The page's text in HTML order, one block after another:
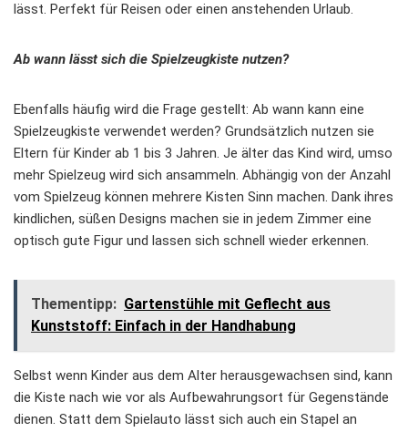
lässt. Perfekt für Reisen oder einen anstehenden Urlaub.
Ab wann lässt sich die Spielzeugkiste nutzen?
Ebenfalls häufig wird die Frage gestellt: Ab wann kann eine
Spielzeugkiste verwendet werden? Grundsätzlich nutzen sie
Eltern für Kinder ab 1 bis 3 Jahren. Je älter das Kind wird, umso
mehr Spielzeug wird sich ansammeln. Abhängig von der Anzahl
vom Spielzeug können mehrere Kisten Sinn machen. Dank ihres
kindlichen, süßen Designs machen sie in jedem Zimmer eine
optisch gute Figur und lassen sich schnell wieder erkennen.
Thementipp: Gartenstühle mit Geflecht aus
Kunststoff: Einfach in der Handhabung
Selbst wenn Kinder aus dem Alter herausgewachsen sind, kann
die Kiste nach wie vor als Aufbewahrungsort für Gegenstände
dienen. Statt dem Spielauto lässt sich auch ein Stapel an